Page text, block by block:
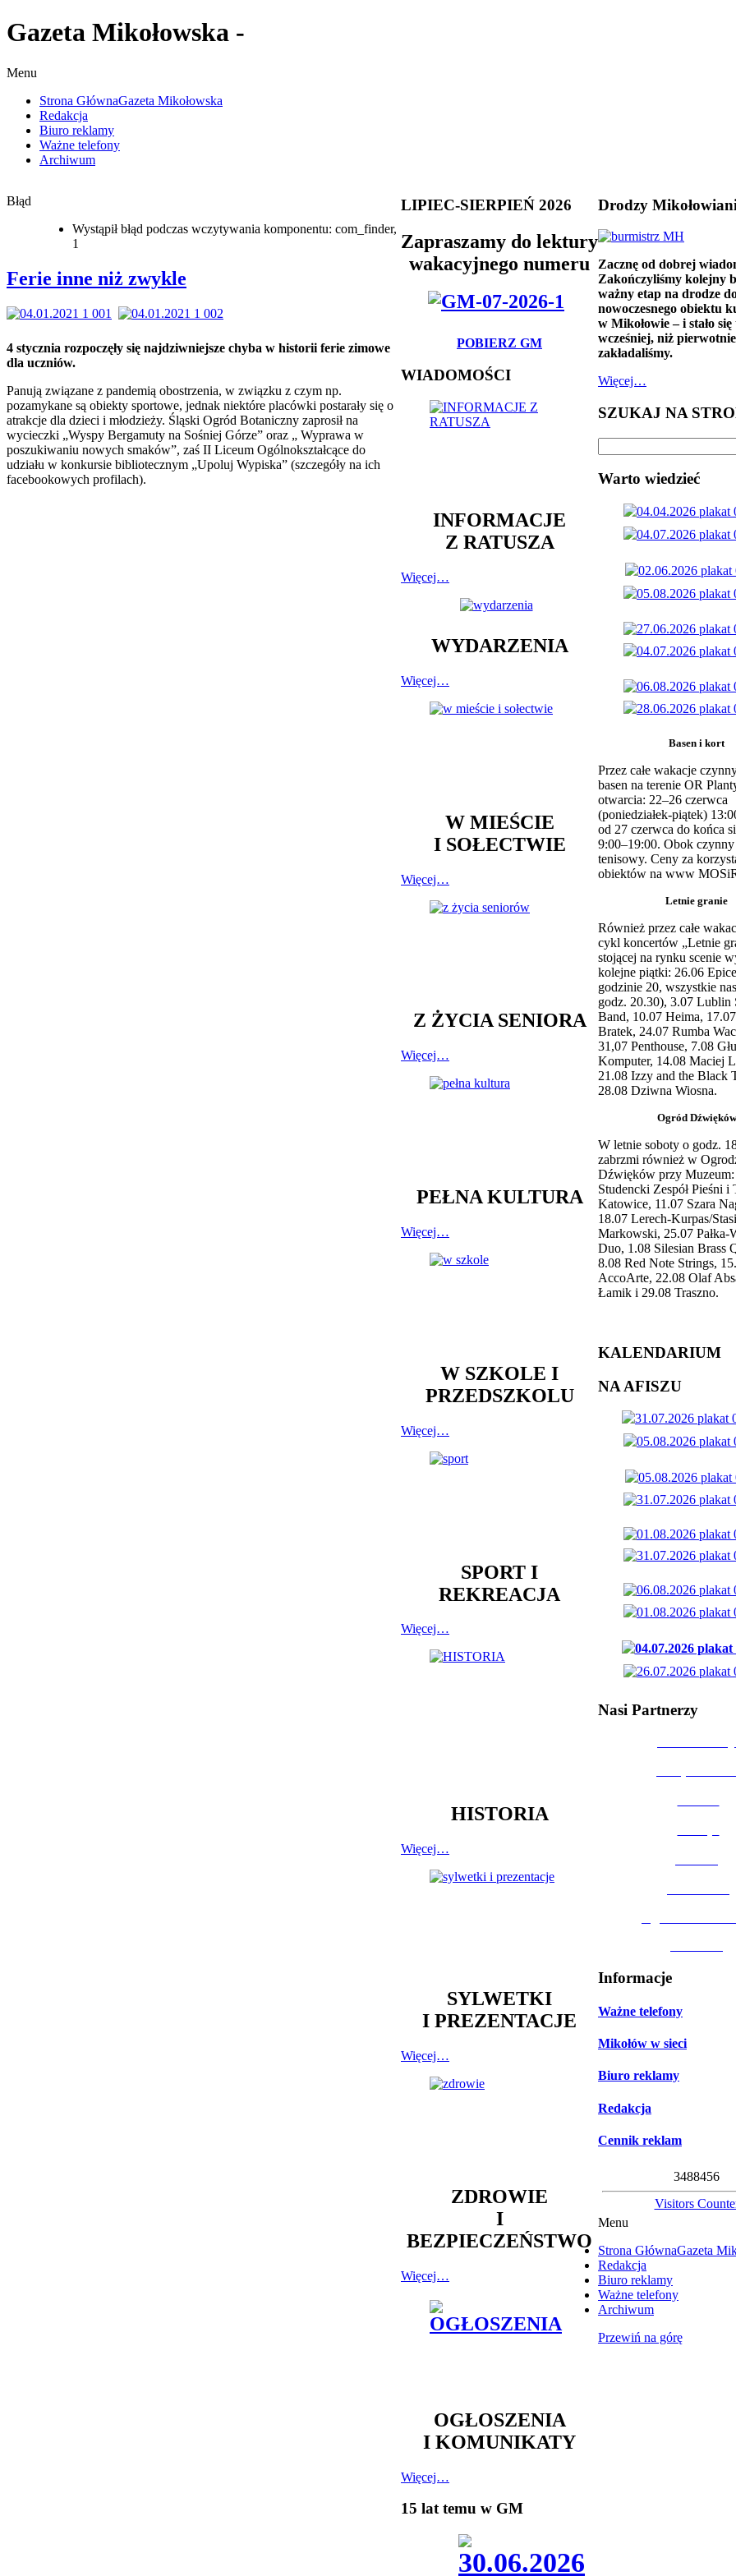
Gazeta Mikołowska -
Menu
Strona GłównaGazeta Mikołowska
Redakcja
Biuro reklamy
Ważne telefony
Archiwum
Błąd
Wystąpił błąd podczas wczytywania komponentu: com_finder,
1
Ferie inne niż zwykle
4 stycznia rozpoczęły się najdziwniejsze chyba w historii ferie zimowe
dla uczniów.
Panują związane z pandemią obostrzenia, w związku z czym np.
pozamykane są obiekty sportowe, jednak niektóre placówki postarały się o
atrakcje dla dzieci i młodzieży. Śląski Ogród Botaniczny zaprosił na
wycieczki „Wyspy Bergamuty na Sośniej Górze” oraz „ Wyprawa w
poszukiwaniu nowych smaków”, zaś II Liceum Ogólnokształcące do
udziału w konkursie bibliotecznym „Upoluj Wypiska” (szczegóły na ich
facebookowych profilach).
LIPIEC-SIERPIEŃ 2026
Zapraszamy do lektury
wakacyjnego numeru
POBIERZ GM
WIADOMOŚCI
INFORMACJE
Z RATUSZA
Więcej…
WYDARZENIA
Więcej…
W MIEŚCIE
I SOŁECTWIE
Więcej…
Z ŻYCIA SENIORA
Więcej…
PEŁNA KULTURA
Więcej…
W SZKOLE I
PRZEDSZKOLU
Więcej…
SPORT I
REKREACJA
Więcej…
HISTORIA
Więcej…
SYLWETKI
I PREZENTACJE
Więcej…
ZDROWIE
I
BEZPIECZEŃSTWO
Więcej…
OGŁOSZENIA
I KOMUNIKATY
Więcej…
15 lat temu w GM
Drodzy
Zacznę od dobrej
Zakończyliśmy kolejny
ważny etap na drodze
nowoczesnego obiektu
w Mikołowie – i stało się
wcześniej, niż pierwotnie
zakładaliśmy.
Więcej…
SZUKAJ NA
Warto wiedzieć
Basen i kort
Przez całe wakacje
basen na terenie OR
otwarcia: 22–26 czerwca
(poniedziałek-piątek)
od 27 czerwca do końca
9:00–19:00. Obok
tenisowy. Ceny za
obiektów na www
Letnie granie
Również przez całe
cykl koncertów „Letnie
stojącej na rynku scenie
kolejne piątki: 26.06
godzinie 20, wszystkie
godz. 20.30), 3.07 Lublin
Band, 10.07 Heima,
Bratek, 24.07 Rumba
31,07 Penthouse, 7.08
Komputer, 14.08 Maciej
21.08 Izzy and the Black
28.08 Dziwna Wiosna.
Ogród Dźwięków
W letnie soboty o godz.
zabrzmi również w
Dźwięków przy
Studencki Zespół Pieśni i
Katowice, 11.07 Szara
18.07 Lerech-Kurpas/
Markowski, 25.07 Pałka-
Duo, 1.08 Silesian Brass
8.08 Red Note Strings,
AccoArte, 22.08 Olaf
Łamik i 29.08 Traszno.
KALENDARIUM
NA AFISZU
Nasi Partnerzy
Informacje
Ważne telefony
Mikołów w sieci
Biuro reklamy
Redakcja
Cennik reklam
3488456
Visitors
Menu
Strona GłównaGazeta
Redakcja
Biuro reklamy
Ważne telefony
Archiwum
Przewiń na górę